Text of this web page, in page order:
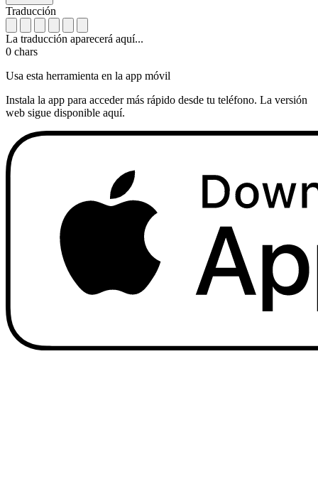
Traducción
La traducción aparecerá aquí...
0 chars
Usa esta herramienta en la app móvil
Instala la app para acceder más rápido desde tu teléfono. La versión
web sigue disponible aquí.